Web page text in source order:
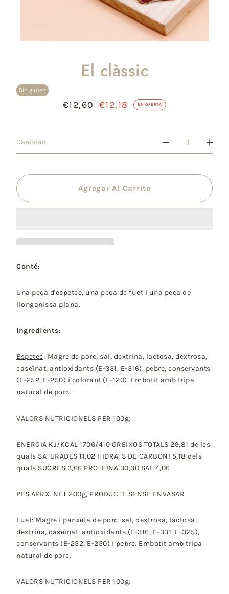
El clàssic
Sin gluten
Precio
€12,60 Precio
€12,18 EN OFERTA
Cantidad
Agregar Al Carrito
Conté:
Una peça d'espetec, una peça de fuet i una peça de
llonganissa plana.
Ingredients:
Espetec: Magre de porc, sal, dextrina, lactosa, dextrosa,
caseïnat, antioxidants (E-331, E-316), pebre, conservants
(E-252, E-250) i colorant (E-120). Embotit amb tripa
natural de porc.
VALORS NUTRICIONELS PER 100g:
ENERGIA KJ/KCAL 1706/410 GREIXOS TOTALS 29,81 de les
quals SATURADES 11,02 HIDRATS DE CARBONI 5,18 dels
quals SUCRES 3,66 PROTEÏNA 30,30 SAL 4,06
PES APRX. NET 200g, PRODUCTE SENSE ENVASAR
Fuet: Magre i panxeta de porc, sal, dextrosa, lactosa,
dextrina, caseïnat, antioxidants (E-316, E-331, E-325),
conservants (E-252, E-250) i pebre. Embotit amb tripa
natural de porc.
VALORS NUTRICIONELS PER 100g: